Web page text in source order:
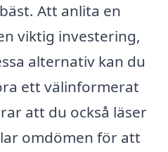
Att anlita en
viktig investering,
alternativ kan du
ett välinformerat
att du också läser
omdömen för att